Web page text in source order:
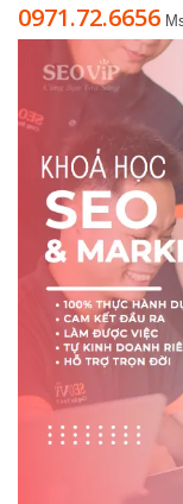
0971.72.6656